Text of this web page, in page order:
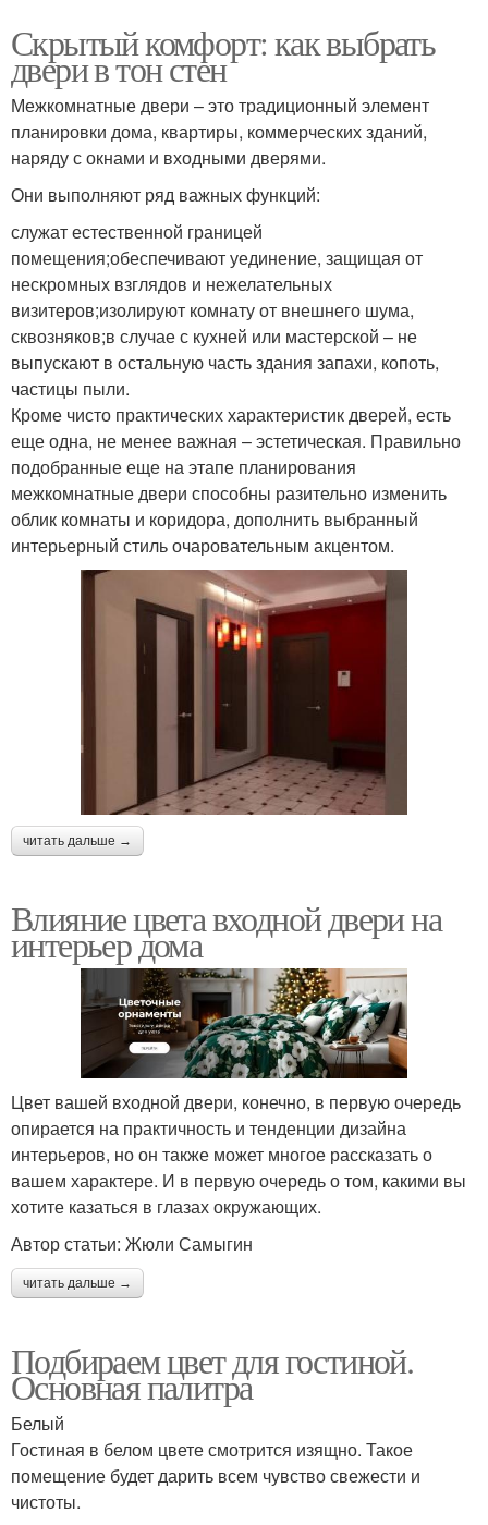
Скрытый комфорт: как выбрать
двери в тон стен
Межкомнатные двери – это традиционный элемент
планировки дома, квартиры, коммерческих зданий,
наряду с окнами и входными дверями.
Они выполняют ряд важных функций:
служат естественной границей
помещения;обеспечивают уединение, защищая от
нескромных взглядов и нежелательных
визитеров;изолируют комнату от внешнего шума,
сквозняков;в случае с кухней или мастерской – не
выпускают в остальную часть здания запахи, копоть,
частицы пыли.
Кроме чисто практических характеристик дверей, есть
еще одна, не менее важная – эстетическая. Правильно
подобранные еще на этапе планирования
межкомнатные двери способны разительно изменить
облик комнаты и коридора, дополнить выбранный
интерьерный стиль очаровательным акцентом.
читать дальше →
Влияние цвета входной двери на
интерьер дома
Цвет вашей входной двери, конечно, в первую очередь
опирается на практичность и тенденции дизайна
интерьеров, но он также может многое рассказать о
вашем характере. И в первую очередь о том, какими вы
хотите казаться в глазах окружающих.
Автор статьи: Жюли Самыгин
читать дальше →
Подбираем цвет для гостиной.
Основная палитра
Белый
Гостиная в белом цвете смотрится изящно. Такое
помещение будет дарить всем чувство свежести и
чистоты.